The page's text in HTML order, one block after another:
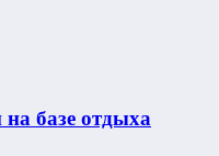
базе отдыха